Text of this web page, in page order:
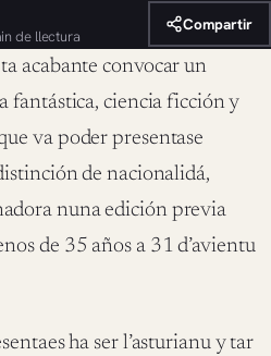
de llectura
Compartir
acabante convocar un
fantástica, ciencia ficción y
va poder presentase
de nacionalidá,
nuna edición previa
de 35 años a 31 d’avientu
ha ser l’asturianu y tar